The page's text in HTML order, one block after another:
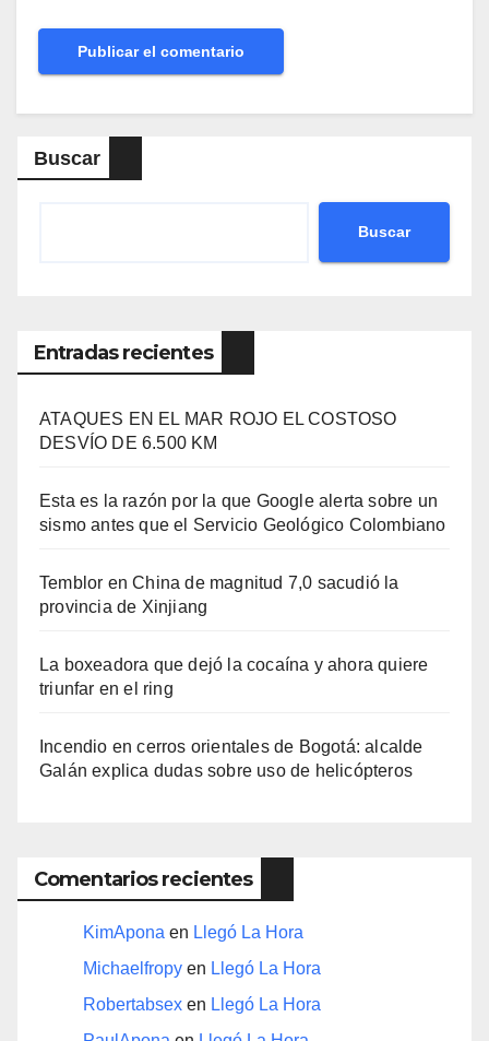
Buscar
Buscar
Entradas recientes
ATAQUES EN EL MAR ROJO EL COSTOSO
DESVÍO DE 6.500 KM
Esta es la razón por la que Google alerta sobre un
sismo antes que el Servicio Geológico Colombiano
Temblor en China de magnitud 7,0 sacudió la
provincia de Xinjiang
La boxeadora que dejó la cocaína y ahora quiere
triunfar en el ring​
Incendio en cerros orientales de Bogotá: alcalde
Galán explica dudas sobre uso de helicópteros
Comentarios recientes
KimApona en Llegó La Hora
Michaelfropy en Llegó La Hora
Robertabsex en Llegó La Hora